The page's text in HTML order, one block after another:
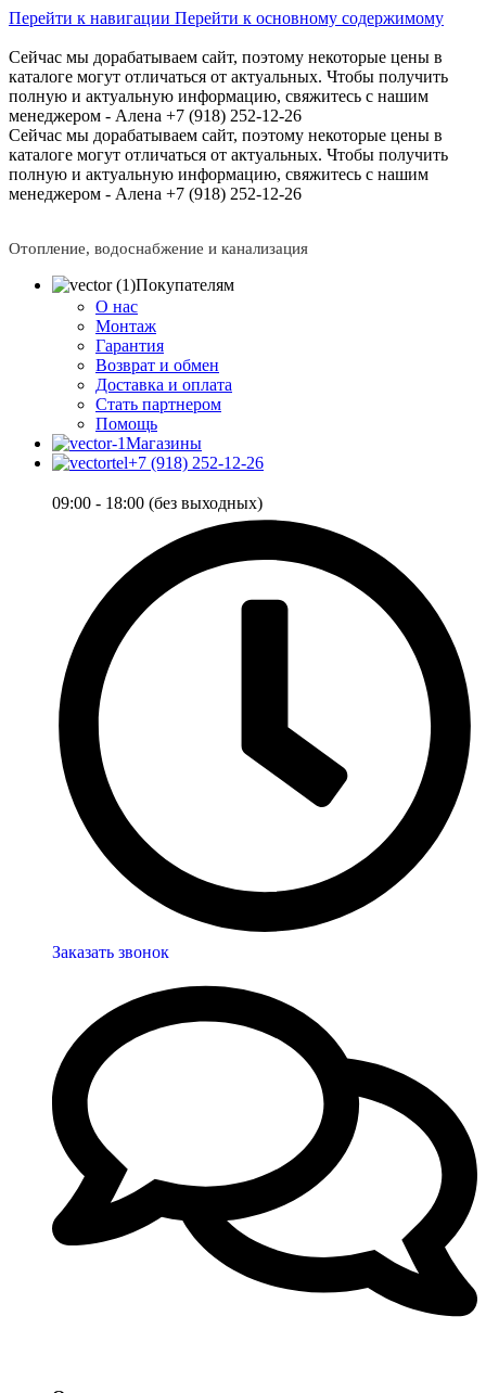
Перейти к навигации Перейти к основному содержимому
Сейчас мы дорабатываем сайт, поэтому некоторые цены в
каталоге могут отличаться от актуальных. Чтобы получить
полную и актуальную информацию, свяжитесь с нашим
менеджером - Алена +7 (918) 252-12-26
Сейчас мы дорабатываем сайт, поэтому некоторые цены в
каталоге могут отличаться от актуальных. Чтобы получить
полную и актуальную информацию, свяжитесь с нашим
менеджером - Алена +7 (918) 252-12-26
Отопление, водоснабжение и канализация
Покупателям
О нас
Монтаж
Гарантия
Возврат и обмен
Доставка и оплата
Стать партнером
Помощь
Магазины
+7 (918) 252-12-26
09:00 - 18:00 (без выходных)
Заказать звонок